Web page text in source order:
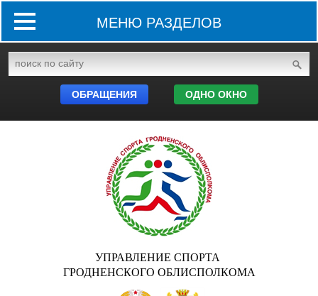
МЕНЮ РАЗДЕЛОВ
ОБРАЩЕНИЯ ОДНО ОКНО
УПРАВЛЕНИЕ СПОРТА
ГРОДНЕНСКОГО ОБЛИСПОЛКОМА